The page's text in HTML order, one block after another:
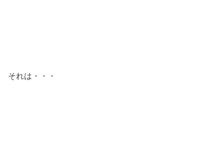
それは・・・